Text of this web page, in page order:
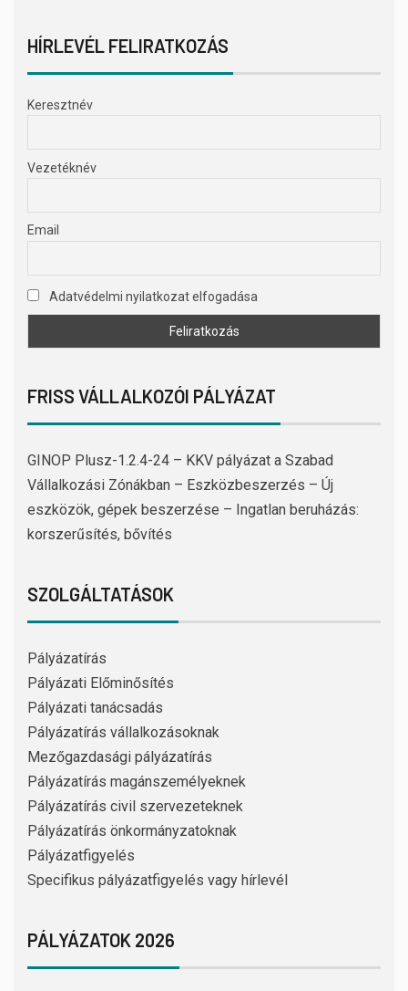
HÍRLEVÉL FELIRATKOZÁS
Keresztnév
Vezetéknév
Email
Adatvédelmi nyilatkozat elfogadása
FRISS VÁLLALKOZÓI PÁLYÁZAT
GINOP Plusz-1.2.4-24 – KKV pályázat a Szabad
Vállalkozási Zónákban – Eszközbeszerzés – Új
eszközök, gépek beszerzése – Ingatlan beruházás:
korszerűsítés, bővítés
SZOLGÁLTATÁSOK
Pályázatírás
Pályázati Előminősítés
Pályázati tanácsadás
Pályázatírás vállalkozásoknak
Mezőgazdasági pályázatírás
Pályázatírás magánszemélyeknek
Pályázatírás civil szervezeteknek
Pályázatírás önkormányzatoknak
Pályázatfigyelés
Specifikus pályázatfigyelés vagy hírlevél
PÁLYÁZATOK 2026